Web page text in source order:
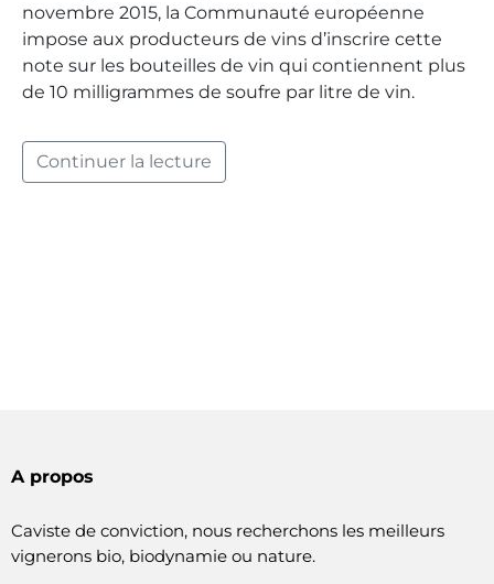
novembre 2015, la Communauté européenne
impose aux producteurs de vins d’inscrire cette
note sur les bouteilles de vin qui contiennent plus
de 10 milligrammes de soufre par litre de vin.
Continuer la lecture
A propos
Caviste de conviction, nous recherchons les meilleurs
vignerons bio, biodynamie ou nature.